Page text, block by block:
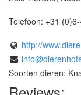
Telefoon: +31
http://
Soorten dieren: